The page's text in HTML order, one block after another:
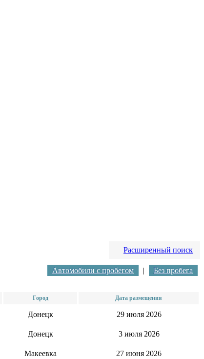
Расширенный поиск
Автомобили с пробегом |
Без пробега
Город Дата размещения
Донецк 29 июля 2026
Донецк 3 июля 2026
Макеевка 27 июня 2026